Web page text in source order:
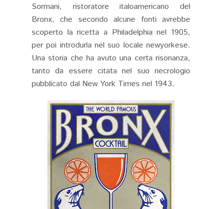
Sormani, ristoratore italoamericano del
Bronx, che secondo alcune fonti avrebbe
scoperto la ricetta a Philadelphia nel 1905,
per poi introdurla nel suo locale newyorkese.
Una storia che ha avuto una certa risonanza,
tanto da essere citata nel suo necrologio
pubblicato dal New York Times nel 1943.